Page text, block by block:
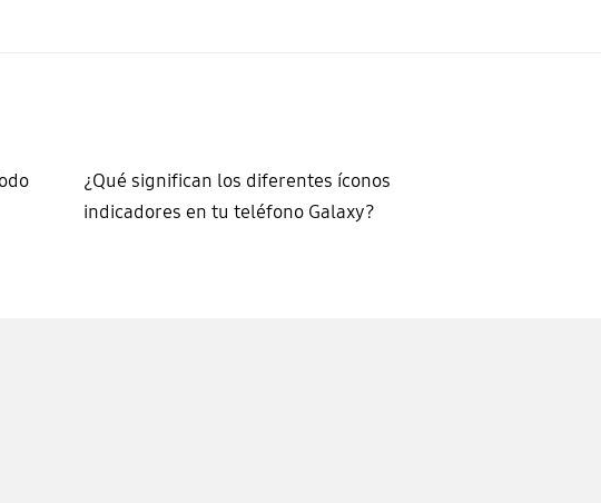
¿Qué significan los diferentes íconos
indicadores en tu teléfono Galaxy?